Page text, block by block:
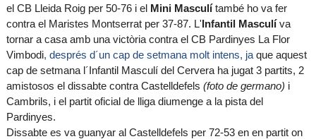
el CB Lleida Roig per 50-76 i el Mini Masculítambé ho va fer
contra el Maristes Montserrat per 37-87. L'Infantil Masculíva
tornar a casa amb una victòria contra el CB Pardinyes La Flor
Vimbodi, després d´un cap de setmana molt intens, jaque aquest
cap de setmana l´Infantil Masculí del Cervera ha jugat 3 partits, 2
amistosos el dissabte contra Castelldefels (foto de germano) i
Cambrils, i el partit oficial de lliga diumenge a la pista del
Pardinyes.
Dissabte es va guanyar al Castelldefels per 72-53 en en partit on